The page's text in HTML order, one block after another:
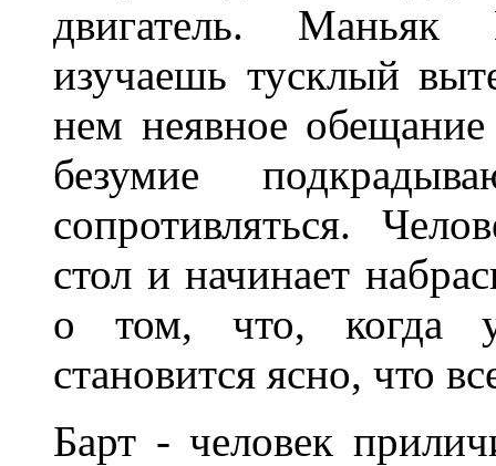
двигатель.
изучаешь тусклый
нем неявное
безумие
сопротивляться.
стол и начинает
о том, что, когда
становится ясно, что
Барт - человек